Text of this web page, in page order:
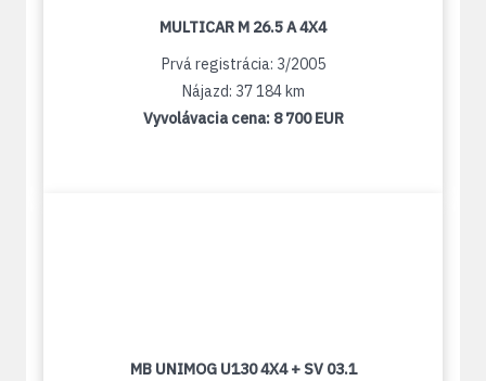
MULTICAR M 26.5 A 4X4
Prvá registrácia: 3/2005
Nájazd: 37 184 km
Vyvolávacia cena: 8 700 EUR
MB UNIMOG U130 4X4 + SV 03.1